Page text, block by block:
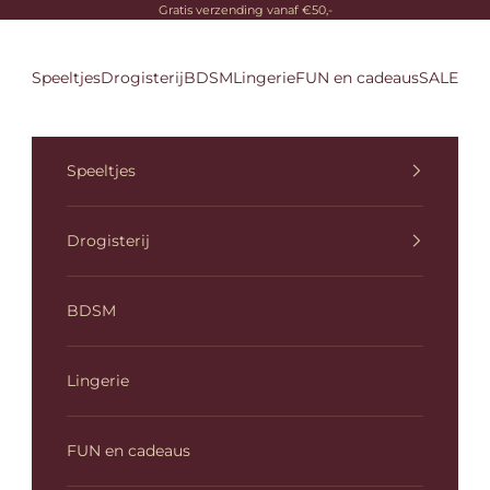
Gratis verzending vanaf €50,-
SpeeltjesDrogisterijBDSMLingerieFUN en cadeausSALE
Speeltjes
Drogisterij
BDSM
Lingerie
FUN en cadeaus